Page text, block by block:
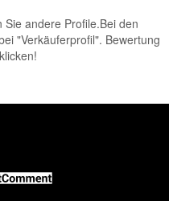
Sie andere Profile.Bei den
"Verkäuferprofil". Bewertung